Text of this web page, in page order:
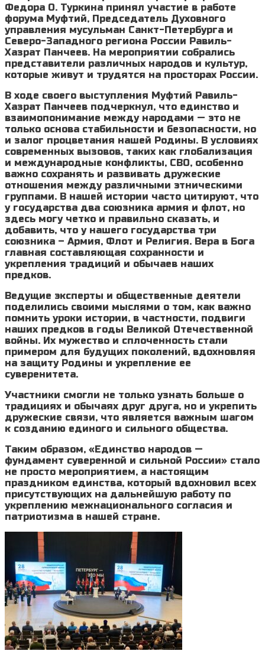
Федора О. Туркина принял участие в работе
форума Муфтий, Председатель Духовного
управления мусульман Санкт-Петербурга и
Северо-Западного региона России Равиль-
Хазрат Панчеев. На мероприятии собрались
представители различных народов и культур,
которые живут и трудятся на просторах России.
В ходе своего выступления Муфтий Равиль-
Хазрат Панчеев подчеркнул, что единство и
взаимопонимание между народами — это не
только основа стабильности и безопасности, но
и залог процветания нашей Родины. В условиях
современных вызовов, таких как глобализация
и международные конфликты, СВО, особенно
важно сохранять и развивать дружеские
отношения между различными этническими
группами. В нашей истории часто цитируют, что
у государства два союзника армия и флот, но
здесь могу четко и правильно сказать, и
добавить, что у нашего государства три
союзника – Армия, Флот и Религия. Вера в Бога
главная составляющая сохранности и
укрепления традиций и обычаев наших
предков.
Ведущие эксперты и общественные деятели
поделились своими мыслями о том, как важно
помнить уроки истории, в частности, подвиги
наших предков в годы Великой Отечественной
войны. Их мужество и сплоченность стали
примером для будущих поколений, вдохновляя
на защиту Родины и укрепление ее
суверенитета.
Участники смогли не только узнать больше о
традициях и обычаях друг друга, но и укрепить
дружеские связи, что является важным шагом
к созданию единого и сильного общества.
Таким образом, «Единство народов —
фундамент суверенной и сильной России» стало
не просто мероприятием, а настоящим
праздником единства, который вдохновил всех
присутствующих на дальнейшую работу по
укреплению межнационального согласия и
патриотизма в нашей стране.